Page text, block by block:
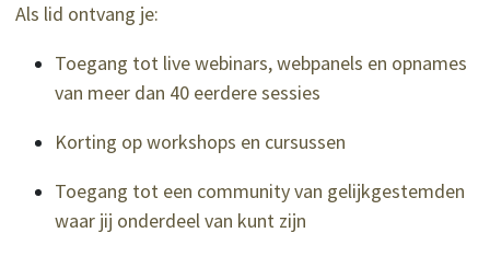
Als lid ontvang je:
Toegang tot live webinars, webpanels en opnames
van meer dan 40 eerdere sessies
Korting op workshops en cursussen
Toegang tot een community van gelijkgestemden
waar jij onderdeel van kunt zijn